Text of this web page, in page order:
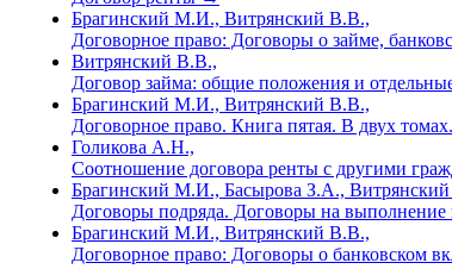
Брагинский М.И., Витрянский В.В.,
Договорное право: Договоры о займе,
Витрянский В.В.,
Договор займа: общие положения и
Брагинский М.И., Витрянский В.В.,
Договорное право. Книга пятая. В двух
Голикова А.Н.,
Соотношение договора ренты с другими
Брагинский М.И., Басырова З.А.,
Договоры подряда. Договоры на выполнение
Брагинский М.И., Витрянский В.В.,
Договорное право: Договоры о банковском